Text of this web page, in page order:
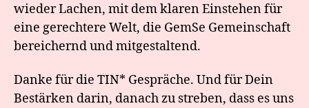
wieder Lachen, mit dem klaren Einstehen für
eine gerechtere Welt, die GemSe Gemeinschaft
bereichernd und mitgestaltend.
Danke für die TIN* Gespräche. Und für Dein
Bestärken darin, danach zu streben, dass es uns